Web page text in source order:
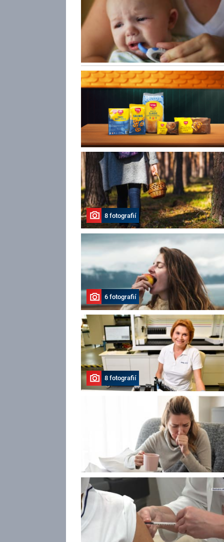
8 fotografií
6 fotografií
8 fotografií